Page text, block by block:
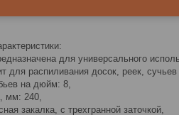
для универсального
для распиливания досок, реек, сучьев
на дюйм: 8,
мм: 240,
закалка, с трехгранной заточкой,